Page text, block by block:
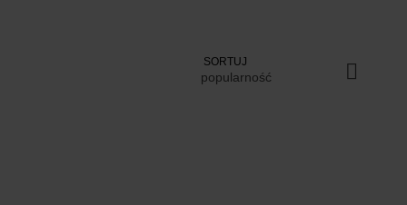
SORTUJ
popularność